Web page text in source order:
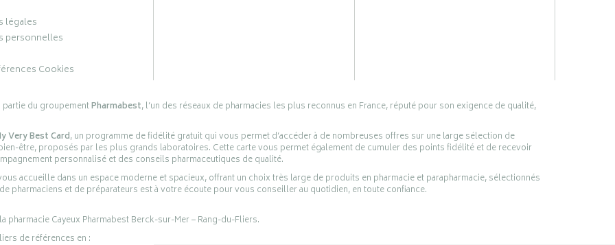
légales
personnelles
Cookies
du groupementPharmabest, l’un des réseaux de pharmacies les plus reconnus en France, réputé pour son exigence de qualité,
Very Best Card, un programme de fidélité gratuit qui vous permet d’accéder à de nombreuses offres sur une large sélection de
être, proposés par les plus grands laboratoires. Cette carte vous permet également de cumuler des points fidélité et de recevoir
personnalisé et des conseils pharmaceutiques de qualité.
accueille dans un espace moderne et spacieux, offrant un choix très large de produits en pharmacie et parapharmacie, sélectionnés
pharmaciens et de préparateurs est à votre écoute pour vous conseiller au quotidien, en toute confiance.
Cayeux Pharmabest Berck-sur-Mer – Rang-du-Fliers.
de références en :